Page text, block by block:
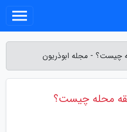
چیست؟ - مجله ابوذریون
محله چیست؟